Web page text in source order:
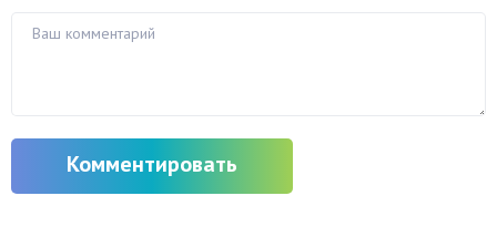
Комментировать